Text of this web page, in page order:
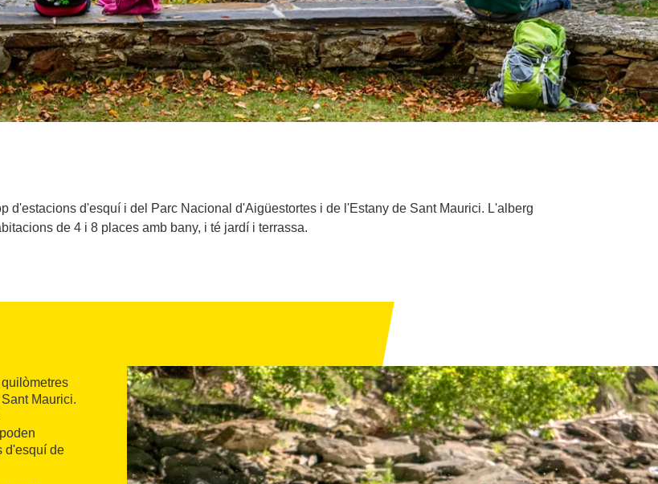
d'estacions d'esquí i del Parc Nacional d'Aigüestortes i de l'Estany de Sant Maurici. L'alberg
de 4 i 8 places amb bany, i té jardí i terrassa.
quilòmetres
Maurici.
d'esquí de